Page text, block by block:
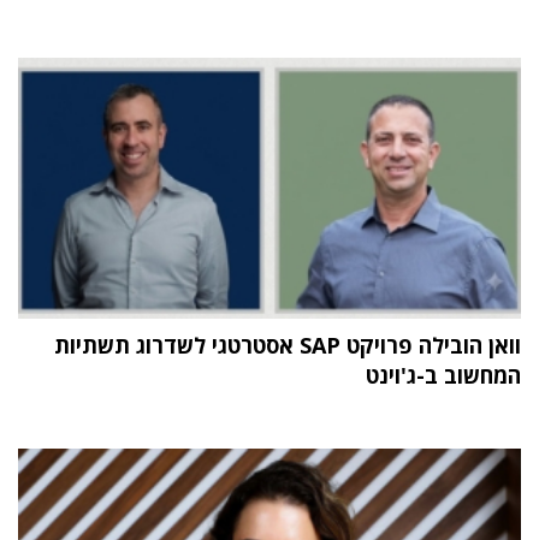
וואן הובילה פרויקט SAP אסטרטגי לשדרוג תשתיות
המחשוב ב-ג'וינט